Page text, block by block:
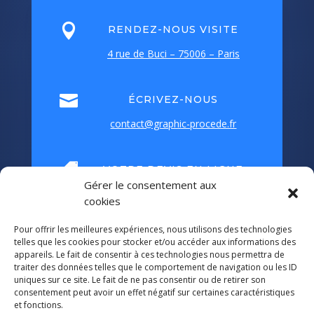
Gérer le consentement aux
cookies
Pour offrir les meilleures expériences, nous utilisons des technologies
telles que les cookies pour stocker et/ou accéder aux informations des
appareils. Le fait de consentir à ces technologies nous permettra de
traiter des données telles que le comportement de navigation ou les ID
uniques sur ce site. Le fait de ne pas consentir ou de retirer son
consentement peut avoir un effet négatif sur certaines caractéristiques
et fonctions.
 RENDEZ-NOUS VISITE
4 rue de Buci – 75006 – Paris
 ÉCRIVEZ-NOUS
contact@graphic-procede.fr
 VOTRE DEVIS EN LIGNE
Grâce àWebdoc